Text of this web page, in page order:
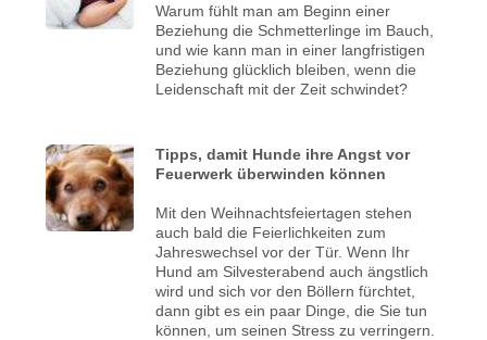
Warum fühlt man am Beginn einer
Beziehung die Schmetterlinge im Bauch,
und wie kann man in einer langfristigen
Beziehung glücklich bleiben, wenn die
Leidenschaft mit der Zeit schwindet?
Tipps, damit Hunde ihre Angst vor
Feuerwerk überwinden können
Mit den Weihnachtsfeiertagen stehen
auch bald die Feierlichkeiten zum
Jahreswechsel vor der Tür. Wenn Ihr
Hund am Silvesterabend auch ängstlich
wird und sich vor den Böllern fürchtet,
dann gibt es ein paar Dinge, die Sie tun
können, um seinen Stress zu verringern.